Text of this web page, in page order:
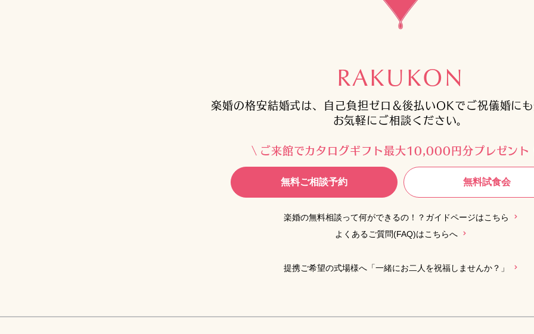
RAKUKON
楽婚の格安結婚式は、自己負担ゼロ＆後払いOKでご祝儀婚にも
お気軽にご相談ください。
ご来館でカタログギフト最大10,000円分プレゼント
無料ご相談予約 無料試食会
楽婚の無料相談って何ができるの！？ガイドページはこちら
よくあるご質問(FAQ)はこちらへ
提携ご希望の式場様へ「一緒にお二人を祝福しませんか？」